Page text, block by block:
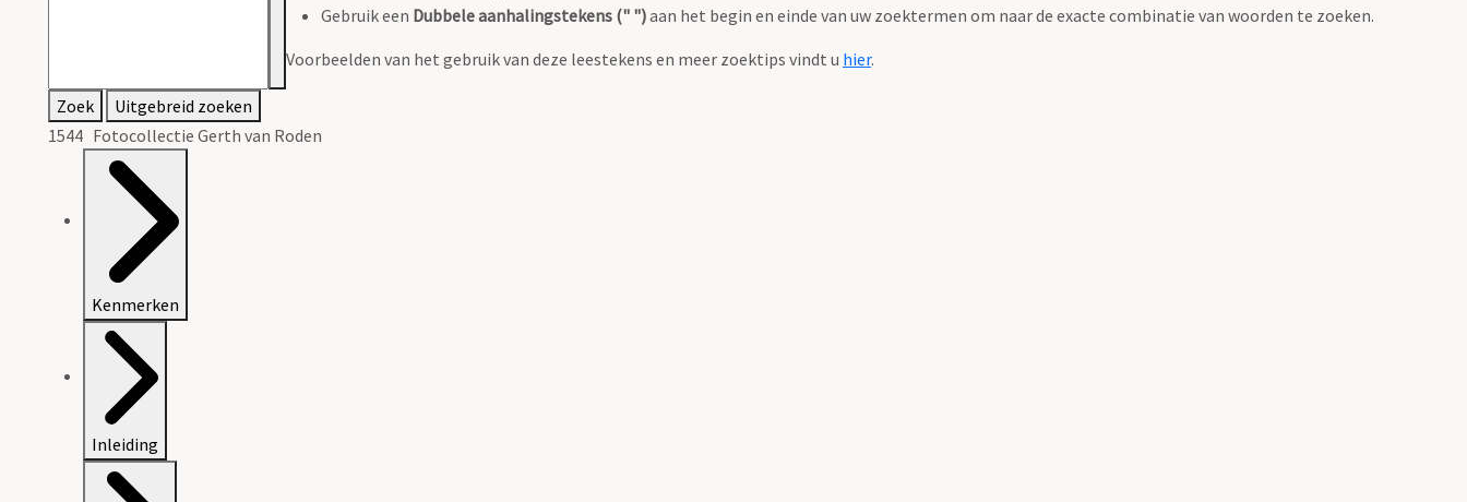
Gebruik een Dubbele aanhalingstekens (" ")aan het begin en einde van uw zoektermen om naar de exacte combinatie van woorden te zoeken.
Voorbeelden van het gebruik van deze leestekens en meer zoektips vindt u hier.
Zoek
Uitgebreid zoeken
1544 Fotocollectie Gerth van Roden
Kenmerken
Inleiding